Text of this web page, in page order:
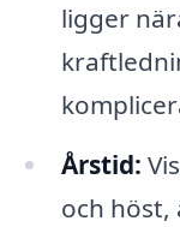
ligger
Årstid:
och höst,